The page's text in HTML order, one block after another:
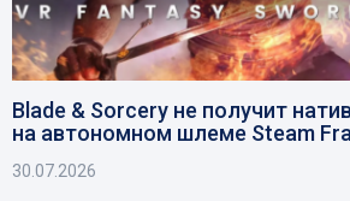
Blade & Sorcery не получит
на автономном шлеме Steam
30.07.2026